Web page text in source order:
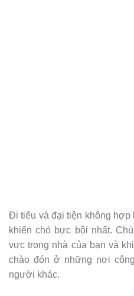
Đi tiểu và đại tiện không hợp
khiến chó bực bội nhất.
vực trong nhà của bạn và
chào đón ở những nơi
người khác.